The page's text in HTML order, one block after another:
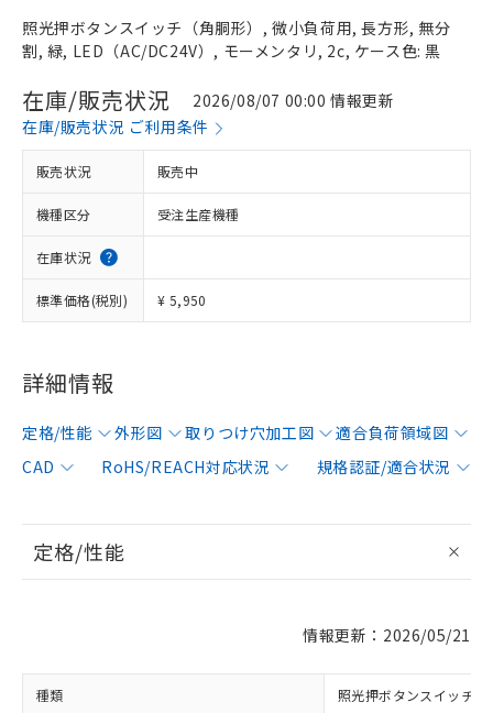
照光押ボタンスイッチ（角胴形）, 微小負荷用, 長方形, 無分
割, 緑, LED（AC/DC24V）, モーメンタリ, 2c, ケース色: 黒
在庫/販売状況
2026/08/07 00:00 情報更新
在庫/販売状況 ご利用条件
販売状況 販売中
機種区分 受注生産機種
在庫状況
標準価格(税別) ¥ 5,950
詳細情報
定格/性能 外形図 取りつけ穴加工図
適合負荷領域図
CAD
RoHS/REACH対応状況 規格認証/適合状況
定格/性能
情報更新：2026/05/21
種類 照光押ボタンスイッチ